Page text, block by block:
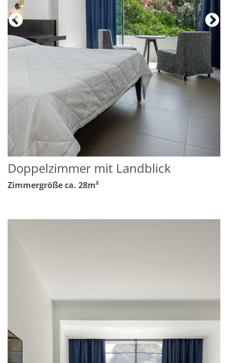
Doppelzimmer mit Landblick
Zimmergröße ca. 28m²